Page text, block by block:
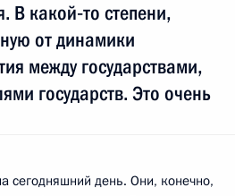
В какой‑то степени,
от динамики
между государствами,
государств. Это очень
сегодняшний день. Они, конечно,